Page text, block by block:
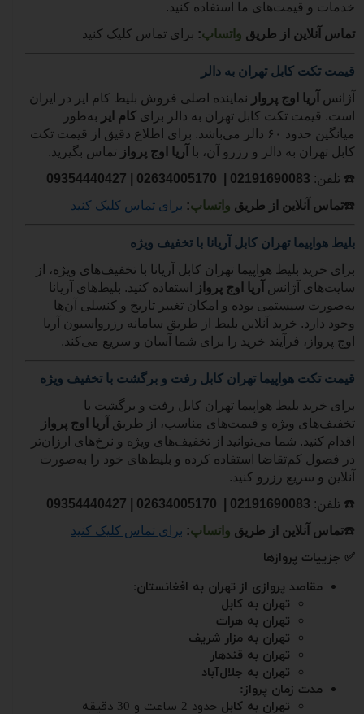
خدمات و قیمت‌های ما استفاده کنید.
تماس آنلاین از طریق واتساپ: برای تماس کلیک کنید
قیمت تکت کابل تهران به دالر
آژانس آریا اوج پرواز نماینده اصلی فروش بلیط کام ایر در ایران
است. قیمت تکت کابل تهران به دالر برای کام ایر به‌طور
میانگین حدود
۶۰ دالر می‌باشد. برای اطلاع دقیق از قیمت تکت
کابل تهران به دالر و رزرو آن، با
آریا اوج پرواز تماس بگیرید.
☎️ تلفن: 02191690083
09354440427
☎️تماس آنلاین از طریق واتساپ: برای تماس کلیک کنید
بلیط هواپیما تهران کابل آریانا با تخفیف ویژه
برای خرید بلیط هواپیما تهران کابل آریانا با تخفیف‌های ویژه، از
سایت‌های آژانس آریا اوج پرواز
استفاده کنید. بلیط‌های آریانا
به‌صورت سیستمی بوده و امکان تغییر تاریخ و کنسلی آن‌ها
وجود دارد. خرید آنلاین بلیط از طریق سامانه رزرواسیون آریا
اوج پرواز، فرآیند خرید را برای شما آسان و سریع می‌کند.
قیمت تکت هواپیما تهران کابل رفت و برگشت با تخفیف ویژه
برای خرید بلیط هواپیما تهران کابل رفت و برگشت با
تخفیف‌های ویژه و قیمت‌های مناسب، از طریق
آریا اوج پرواز
اقدام کنید. شما می‌توانید از تخفیف‌های ویژه و نرخ‌های ارزان‌تر
در فصول کم‌تقاضا استفاده کرده و بلیط‌های خود را به‌صورت
آنلاین و سریع رزرو کنید.
☎️ تلفن: 02191690083
09354440427
☎️تماس آنلاین از طریق واتساپ: برای تماس کلیک کنید
✅ جزییات پروازها
مقاصد پروازی از تهران به افغانستان:
تهران به کابل
تهران به هرات
تهران به مزار شریف
تهران به قندهار
تهران به جلال‌آباد
مدت زمان پرواز:
تهران به کابل حدود 2 ساعت و 30 دقیقه